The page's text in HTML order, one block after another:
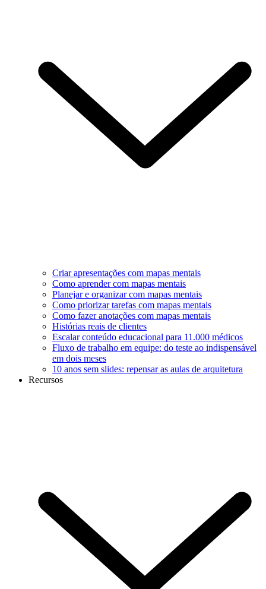
Criar apresentações com mapas mentais
Como aprender com mapas mentais
Planejar e organizar com mapas mentais
Como priorizar tarefas com mapas mentais
Como fazer anotações com mapas mentais
Histórias reais de clientes
Escalar conteúdo educacional para 11.000 médicos
Fluxo de trabalho em equipe: do teste ao indispensável
em dois meses
10 anos sem slides: repensar as aulas de arquitetura
Recursos